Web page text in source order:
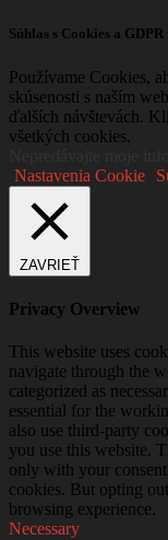
Súhlas s Cookies a GDPR
Používame Cookies,
skúsenosti s naším
ďalších návštevách.
všetkých cookies.
Nastavenia Cookie
ZAVRIEŤ
Privacy Overview
This website uses
navigate through the
categorized as
essential for the
also use third-party
you use this website.
only with your
cookies. But opting
browsing experience.
Necessary